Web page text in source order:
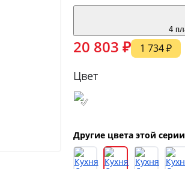
4
20 803 ₽ 1 734 ₽
Цвет
Другие цвета этой